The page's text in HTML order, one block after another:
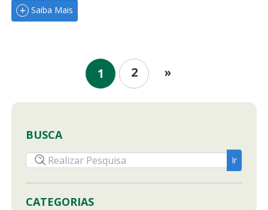
Saiba Mais
1 2 »
BUSCA
CATEGORIAS